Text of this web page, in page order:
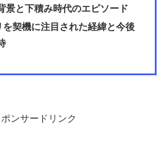
景と下積み時代のエピソード
を契機に注目された経緯と今後
ポンサードリンク